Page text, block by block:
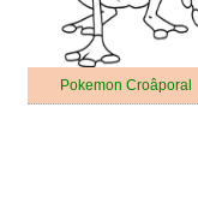
Pokemon Croâporal